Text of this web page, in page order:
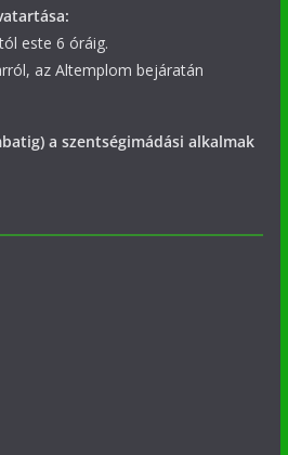
este 6 óráig.
az Altemplom bejáratán
a szentségimádási alkalmak